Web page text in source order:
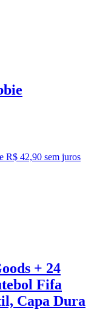
R$ 42,90 sem juros
+ 24
Fifa
Capa Dura